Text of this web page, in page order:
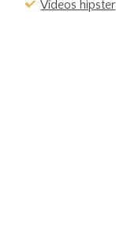
Vídeos hipster